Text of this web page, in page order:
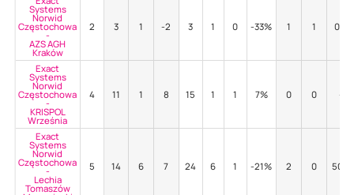
Systems
Norwid
Częstochowa
-
AZS AGH
Kraków
2 3 1 -2 3 1 0 -33% 1 1 0%
Exact
Systems
Norwid
Częstochowa
-
KRISPOL
Września
4 11 1 8 15 1 1 7% 0 0 -
Exact
Systems
Norwid
Częstochowa
-
Lechia
Tomaszów
5 14 6 7 24 6 1 -21% 2 0 50%